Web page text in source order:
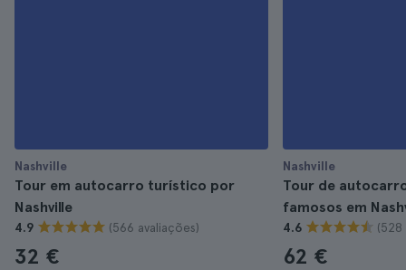
Nashville
Tour em autocarro turístico por
Nashville
4.9 (566 avaliações)
32 €
Nashville
Tour de
famosos em
4.6 (528
62 €